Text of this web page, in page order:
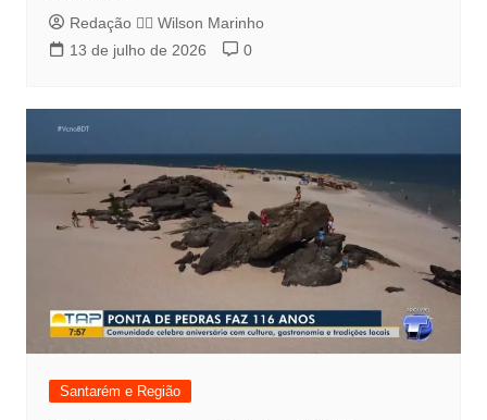
Redação 👨‍⚖️​ Wilson Marinho
13 de julho de 2026
0
Santarém e Região